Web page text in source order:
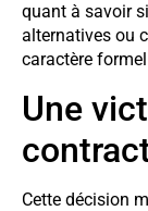
quant à savoir
alternatives ou
caractère
Une
Cette décision